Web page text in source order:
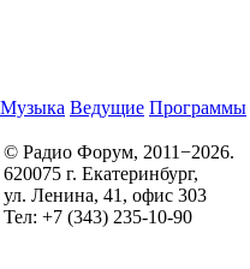
Музыка Ведущие Программы
© Радио Форум, 2011−2026.
620075 г. Екатеринбург,
ул. Ленина, 41, офис 303
Тел: +7 (343) 235-10-90